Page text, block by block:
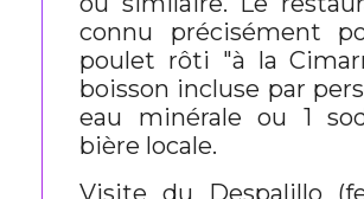
connu précisément
poulet rôti "à la
boisson incluse par
eau minérale ou 1
bière locale.
Visite du Despalillo